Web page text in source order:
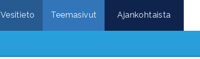
Vesitieto Teemasivut Ajankohtaista